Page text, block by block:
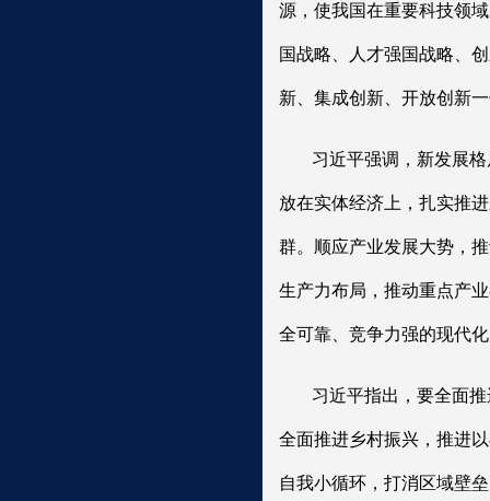
源，使我国在重要科技领
国战略、人才强国战略、
新、集成创新、开放创新
习近平强调，新发展
放在实体经济上，扎实推
群。顺应产业发展大势，
生产力布局，推动重点产
全可靠、竞争力强的现代
习近平指出，要全面
全面推进乡村振兴，推进
自我小循环，打消区域壁